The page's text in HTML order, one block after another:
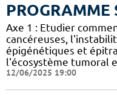
PROGRAMME
Axe 1 : Etudier
cancéreuses,
épigénétiques et
l'écosystème tumoral
12/06/2025 19:00